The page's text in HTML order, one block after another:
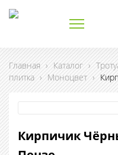
Главная › Каталог ›
плитка › Моноцвет ›
Кирпичик